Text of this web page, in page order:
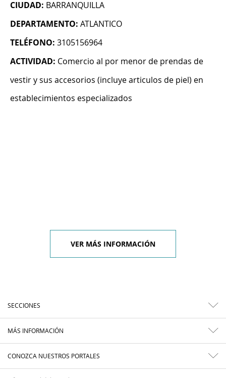
CIUDAD: BARRANQUILLA
DEPARTAMENTO: ATLANTICO
TELÉFONO: 3105156964
ACTIVIDAD: Comercio al por menor de prendas de
vestir y sus accesorios (incluye articulos de piel) en
establecimientos especializados
VER MÁS INFORMACIÓN
SECCIONES
MÁS INFORMACIÓN
CONOZCA NUESTROS PORTALES